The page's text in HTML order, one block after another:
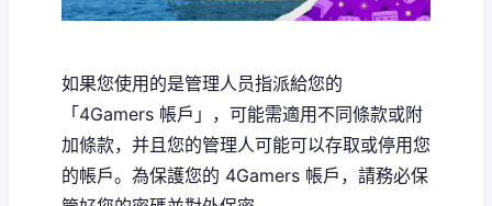
如果您使用的是管理人员指派給您的
「4Gamers 帳戶」，可能需適用不同條款或附
加條款，并且您的管理人可能可以存取或停用您
的帳戶。為保護您的 4Gamers 帳戶，請務必保